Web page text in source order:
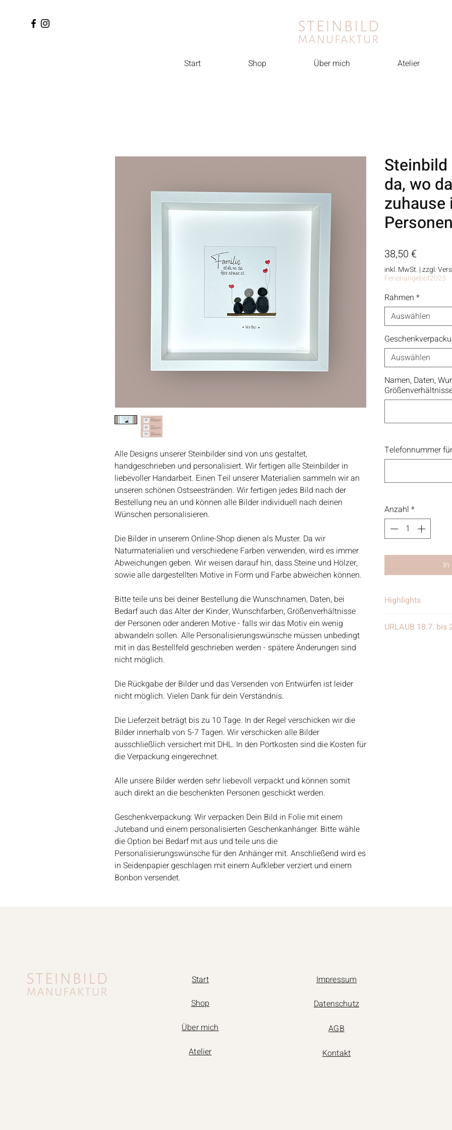
Start Shop Über mich Atelier
Alle Designs unserer Steinbilder sind von uns gestaltet,
handgeschrieben und personalisiert. Wir fertigen alle Steinbilder in
liebevoller Handarbeit. Einen Teil unserer Materialien sammeln wir an
unseren schönen Ostseestränden. Wir fertigen jedes Bild nach der
Bestellung neu an und können alle Bilder individuell nach deinen
Wünschen personalisieren.
Die Bilder in unserem Online-Shop dienen als Muster. Da wir
Naturmaterialien und verschiedene Farben verwenden, wird es immer
Abweichungen geben. Wir weisen darauf hin, dass Steine und Hölzer,
sowie alle dargestellten Motive in Form und Farbe abweichen können.
Bitte teile uns bei deiner Bestellung die Wunschnamen, Daten, bei
Bedarf auch das Alter der Kinder, Wunschfarben, Größenverhältnisse
der Personen oder anderen Motive - falls wir das Motiv ein wenig
abwandeln sollen. Alle Personalisierungswünsche müssen unbedingt
mit in das Bestellfeld geschrieben werden - spätere Änderungen sind
nicht möglich.
Die Rückgabe der Bilder und das Versenden von Entwürfen ist leider
nicht möglich. Vielen Dank für dein Verständnis.
Die Lieferzeit beträgt bis zu 10 Tage. In der Regel verschicken wir die
Bilder innerhalb von 5-7 Tagen. Wir verschicken alle Bilder
ausschließlich versichert mit DHL. In den Portkosten sind die Kosten für
die Verpackung eingerechnet.
Alle unsere Bilder werden sehr liebevoll verpackt und können somit
auch direkt an die beschenkten Personen geschickt werden.
Geschenkverpackung: Wir verpacken Dein Bild in Folie mit einem
Juteband und einem personalisierten Geschenkanhänger. Bitte wähle
die Option bei Bedarf mit aus und teile uns die
Personalisierungswünsche für den Anhänger mit. Anschließend wird es
in Seidenpapier geschlagen mit einem Aufkleber verziert und einem
Bonbon versendet.
da, wo
Personen
38,50 €Preis
inkl. MwSt. |zzgl.
Ferienangebot2025
Rahmen *
Auswählen
Auswählen
Namen, Daten,
Telefonnummer
Anzahl *
In
Highlights
• Verschickt von
URLAUB 18.7. bis
Shop
Start
Über mich
Atelier
Datenschutz
Impressum
AGB
Kontakt